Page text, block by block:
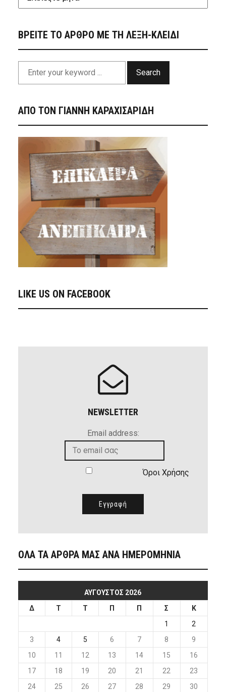
ΒΡΕΙΤΕ ΤΟ ΑΡΘΡΟ ΜΕ ΤΗ ΛΕΞΗ-ΚΛΕΙΔΙ
Search
ΑΠΟ ΤΟΝ ΓΙΑΝΝΗ ΚΑΡΑΧΙΣΑΡΙΔΗ
LIKE US ON FACEBOOK
NEWSLETTER
Email address:
Όροι Χρήσης
ΟΛΑ ΤΑ ΑΡΘΡΑ ΜΑΣ ΑΝΑ ΗΜΕΡΟΜΗΝΙΑ
ΑΎΓΟΥΣΤΟΣ 2026
Δ
Τ Τ Π Π Σ
Κ
1
2
3
4 5 6 7 8
9
10
11 12 13 14 15
16
17
18 19 20 21 22
23
24
25 26 27 28 29 30